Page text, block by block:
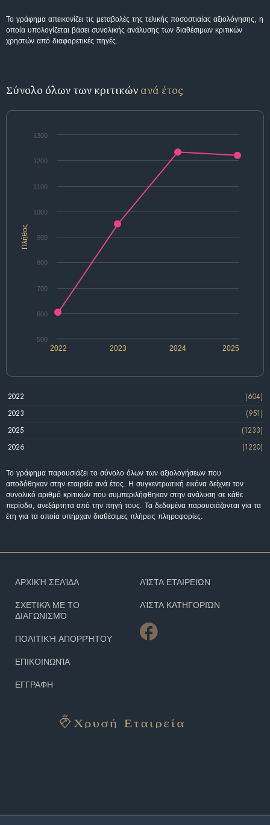
Το γράφημα απεικονίζει τις μεταβολές της τελικής ποσοστιαίας αξιολόγησης, η
οποία υπολογίζεται βάσει συνολικής ανάλυσης των διαθέσιμων κριτικών
χρηστών από διαφορετικές πηγές.
Σύνολο όλων των κριτικών ανά έτος
Πλήθος
2022 2024
2023 2025
500
600
700
800
900
1000
1100
1200
1300
2022
(604)
2023
(951)
2025
(1233)
2026
(1220)
Το γράφημα παρουσιάζει το σύνολο όλων των αξιολογήσεων που
αποδόθηκαν στην εταιρεία ανά έτος. Η συγκεντρωτική εικόνα δείχνει τον
συνολικό αριθμό κριτικών που συμπεριλήφθηκαν στην ανάλυση σε κάθε
περίοδο, ανεξάρτητα από την πηγή τους. Τα δεδομένα παρουσιάζονται για τα
έτη για τα οποία υπήρχαν διαθέσιμες πλήρεις πληροφορίες.
ΑΡΧΙΚΉ ΣΕΛΊΔΑ
ΣΧΕΤΙΚΆ ΜΕ ΤΟ
ΔΙΑΓΩΝΙΣΜΌ
ΠΟΛΙΤΙΚΉ ΑΠΟΡΡΉΤΟΥ
ΕΠΙΚΟΙΝΩΝΊΑ
ΕΓΓΡΑΦΗ
ΛΊΣΤΑ ΕΤΑΙΡΕΙΏΝ
ΛΊΣΤΑ ΚΑΤΗΓΟΡΙΏΝ